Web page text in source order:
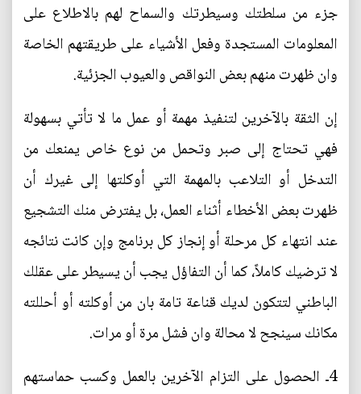
جزء من سلطتك وسيطرتك والسماح لهم بالاطلاع على
المعلومات المستجدة وفعل الأشياء على طريقتهم الخاصة
وان ظهرت منهم بعض النواقص والعيوب الجزئية.
إن الثقة بالآخرين لتنفيذ مهمة أو عمل ما لا تأتي بسهولة
فهي تحتاج إلى صبر وتحمل من نوع خاص يمنعك من
التدخل أو التلاعب بالمهمة التي أوكلتها إلى غيرك أن
ظهرت بعض الأخطاء أثناء العمل، بل يفترض منك التشجيع
عند انتهاء كل مرحلة أو إنجاز كل برنامج وإن كانت نتائجه
لا ترضيك كاملاً، كما أن التفاؤل يجب أن يسيطر على عقلك
الباطني لتتكون لديك قناعة تامة بان من أوكلته أو أحللته
مكانك سينجح لا محالة وان فشل مرة أو مرات.
4ـ الحصول على التزام الآخرين بالعمل وكسب حماستهم